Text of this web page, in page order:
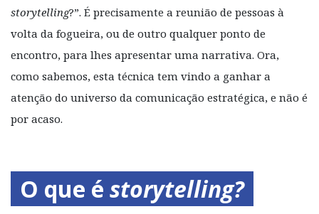
storytelling?”. É precisamente a reunião de pessoas à
volta da fogueira, ou de outro qualquer ponto de
encontro, para lhes apresentar uma narrativa. Ora,
como sabemos, esta técnica tem vindo a ganhar a
atenção do universo da comunicação estratégica, e não é
por acaso.
O que é storytelling?